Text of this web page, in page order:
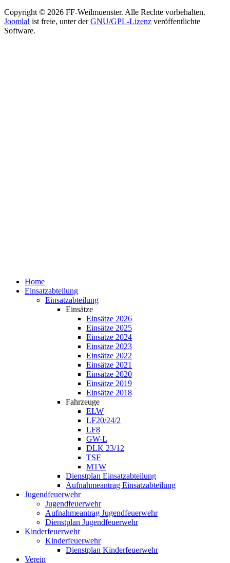
Copyright © 2026 FF-Weilmuenster. Alle Rechte vorbehalten.
Joomla! ist freie, unter derGNU/GPL-Lizenz veröffentlichte
Software.
Home
Einsatzabteilung
Einsatzabteilung
Einsätze
Einsätze 2026
Einsätze 2025
Einsätze 2024
Einsätze 2023
Einsätze 2022
Einsätze 2021
Einsätze 2020
Einsätze 2019
Einsätze 2018
Fahrzeuge
ELW
LF20/24/2
LF8
GW-L
DLK 23/12
TSF
MTW
Dienstplan Einsatzabteilung
Aufnahmeantrag Einsatzabteilung
Jugendfeuerwehr
Jugendfeuerwehr
Aufnahmeantrag Jugendfeuerwehr
Dienstplan Jugendfeuerwehr
Kinderfeuerwehr
Kinderfeuerwehr
Dienstplan Kinderfeuerwehr
Verein